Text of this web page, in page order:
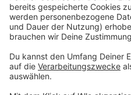
Anzeige
Keksverpackungen